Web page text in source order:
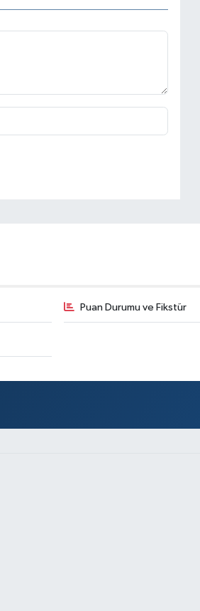
Puan Durumu ve Fikstür